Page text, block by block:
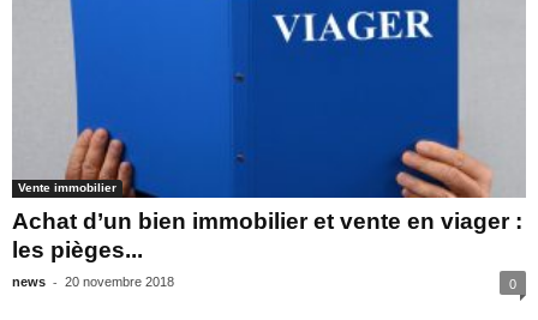
Vente immobilier
Achat d’un bien immobilier et vente en viager :
les pièges...
news - 20 novembre 2018 0